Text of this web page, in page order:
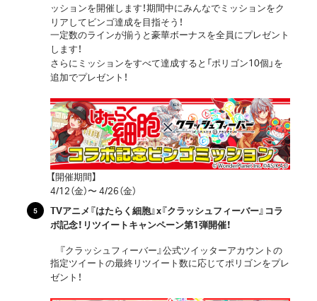
ッションを開催します！期間中にみんなでミッションをク
リアしてビンゴ達成を目指そう！
一定数のラインが揃うと豪華ボーナスを全員にプレゼント
します！
さらにミッションをすべて達成すると「ポリゴン10個」を
追加でプレゼント！
【開催期間】
4/12（金）〜 4/26（金）
TVアニメ『はたらく細胞』x『クラッシュフィーバー』コラ
ボ記念！リツイートキャンペーン第1弾開催！
『クラッシュフィーバー』公式ツイッターアカウントの
指定ツイートの最終リツイート数に応じてポリゴンをプレ
ゼント！